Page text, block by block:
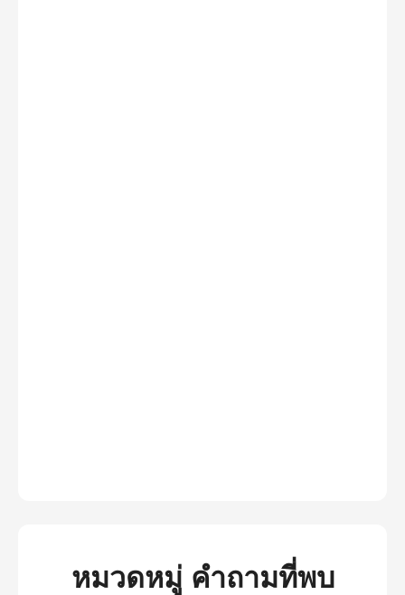
หมวดหมู่ คำถามที่พบ